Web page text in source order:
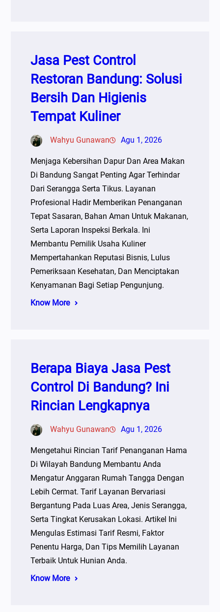
Jasa Pest Control
Restoran Bandung: Solusi
Bersih Dan Higienis
Tempat Kuliner
Wahyu Gunawan Agu 1, 2026
Menjaga Kebersihan Dapur Dan Area Makan
Di Bandung Sangat Penting Agar Terhindar
Dari Serangga Serta Tikus. Layanan
Profesional Hadir Memberikan Penanganan
Tepat Sasaran, Bahan Aman Untuk Makanan,
Serta Laporan Inspeksi Berkala. Ini
Membantu Pemilik Usaha Kuliner
Mempertahankan Reputasi Bisnis, Lulus
Pemeriksaan Kesehatan, Dan Menciptakan
Kenyamanan Bagi Setiap Pengunjung.
Know More
Berapa Biaya Jasa Pest
Control Di Bandung? Ini
Rincian Lengkapnya
Wahyu Gunawan Agu 1, 2026
Mengetahui Rincian Tarif Penanganan Hama
Di Wilayah Bandung Membantu Anda
Mengatur Anggaran Rumah Tangga Dengan
Lebih Cermat. Tarif Layanan Bervariasi
Bergantung Pada Luas Area, Jenis Serangga,
Serta Tingkat Kerusakan Lokasi. Artikel Ini
Mengulas Estimasi Tarif Resmi, Faktor
Penentu Harga, Dan Tips Memilih Layanan
Terbaik Untuk Hunian Anda.
Know More